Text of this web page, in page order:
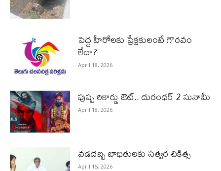
పెద్ద హీరోల‌కు ప్రేక్ష‌కులంటే గౌర‌వం
లేదా?
April 18, 2026
పుష్ప రికార్డు ఔట్‌.. దురంధ‌ర్ 2 సునామీ
April 18, 2026
వడదెబ్బ బాధితులకు సత్వర చికిత్స
April 15, 2026